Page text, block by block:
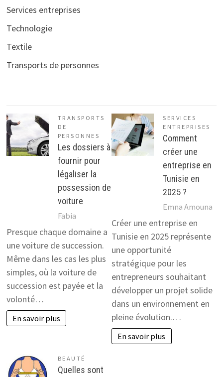
Services entreprises
Technologie
Textile
Transports de personnes
TRANSPORTS
DE
PERSONNES
Les dossiers à
fournir pour
légaliser la
possession de
voiture
Fabia
Presque chaque domaine a
une voiture de succession.
Même dans les cas les plus
simples, où la voiture de
succession est payée et la
volonté…
En savoir plus
SERVICES
ENTREPRISES
Comment
créer une
entreprise en
Tunisie en
2025 ?
Emna Amouna
Créer une entreprise en
Tunisie en 2025 représente
une opportunité
stratégique pour les
entrepreneurs souhaitant
développer un projet solide
dans un environnement en
pleine évolution.…
En savoir plus
BEAUTÉ
Quelles sont